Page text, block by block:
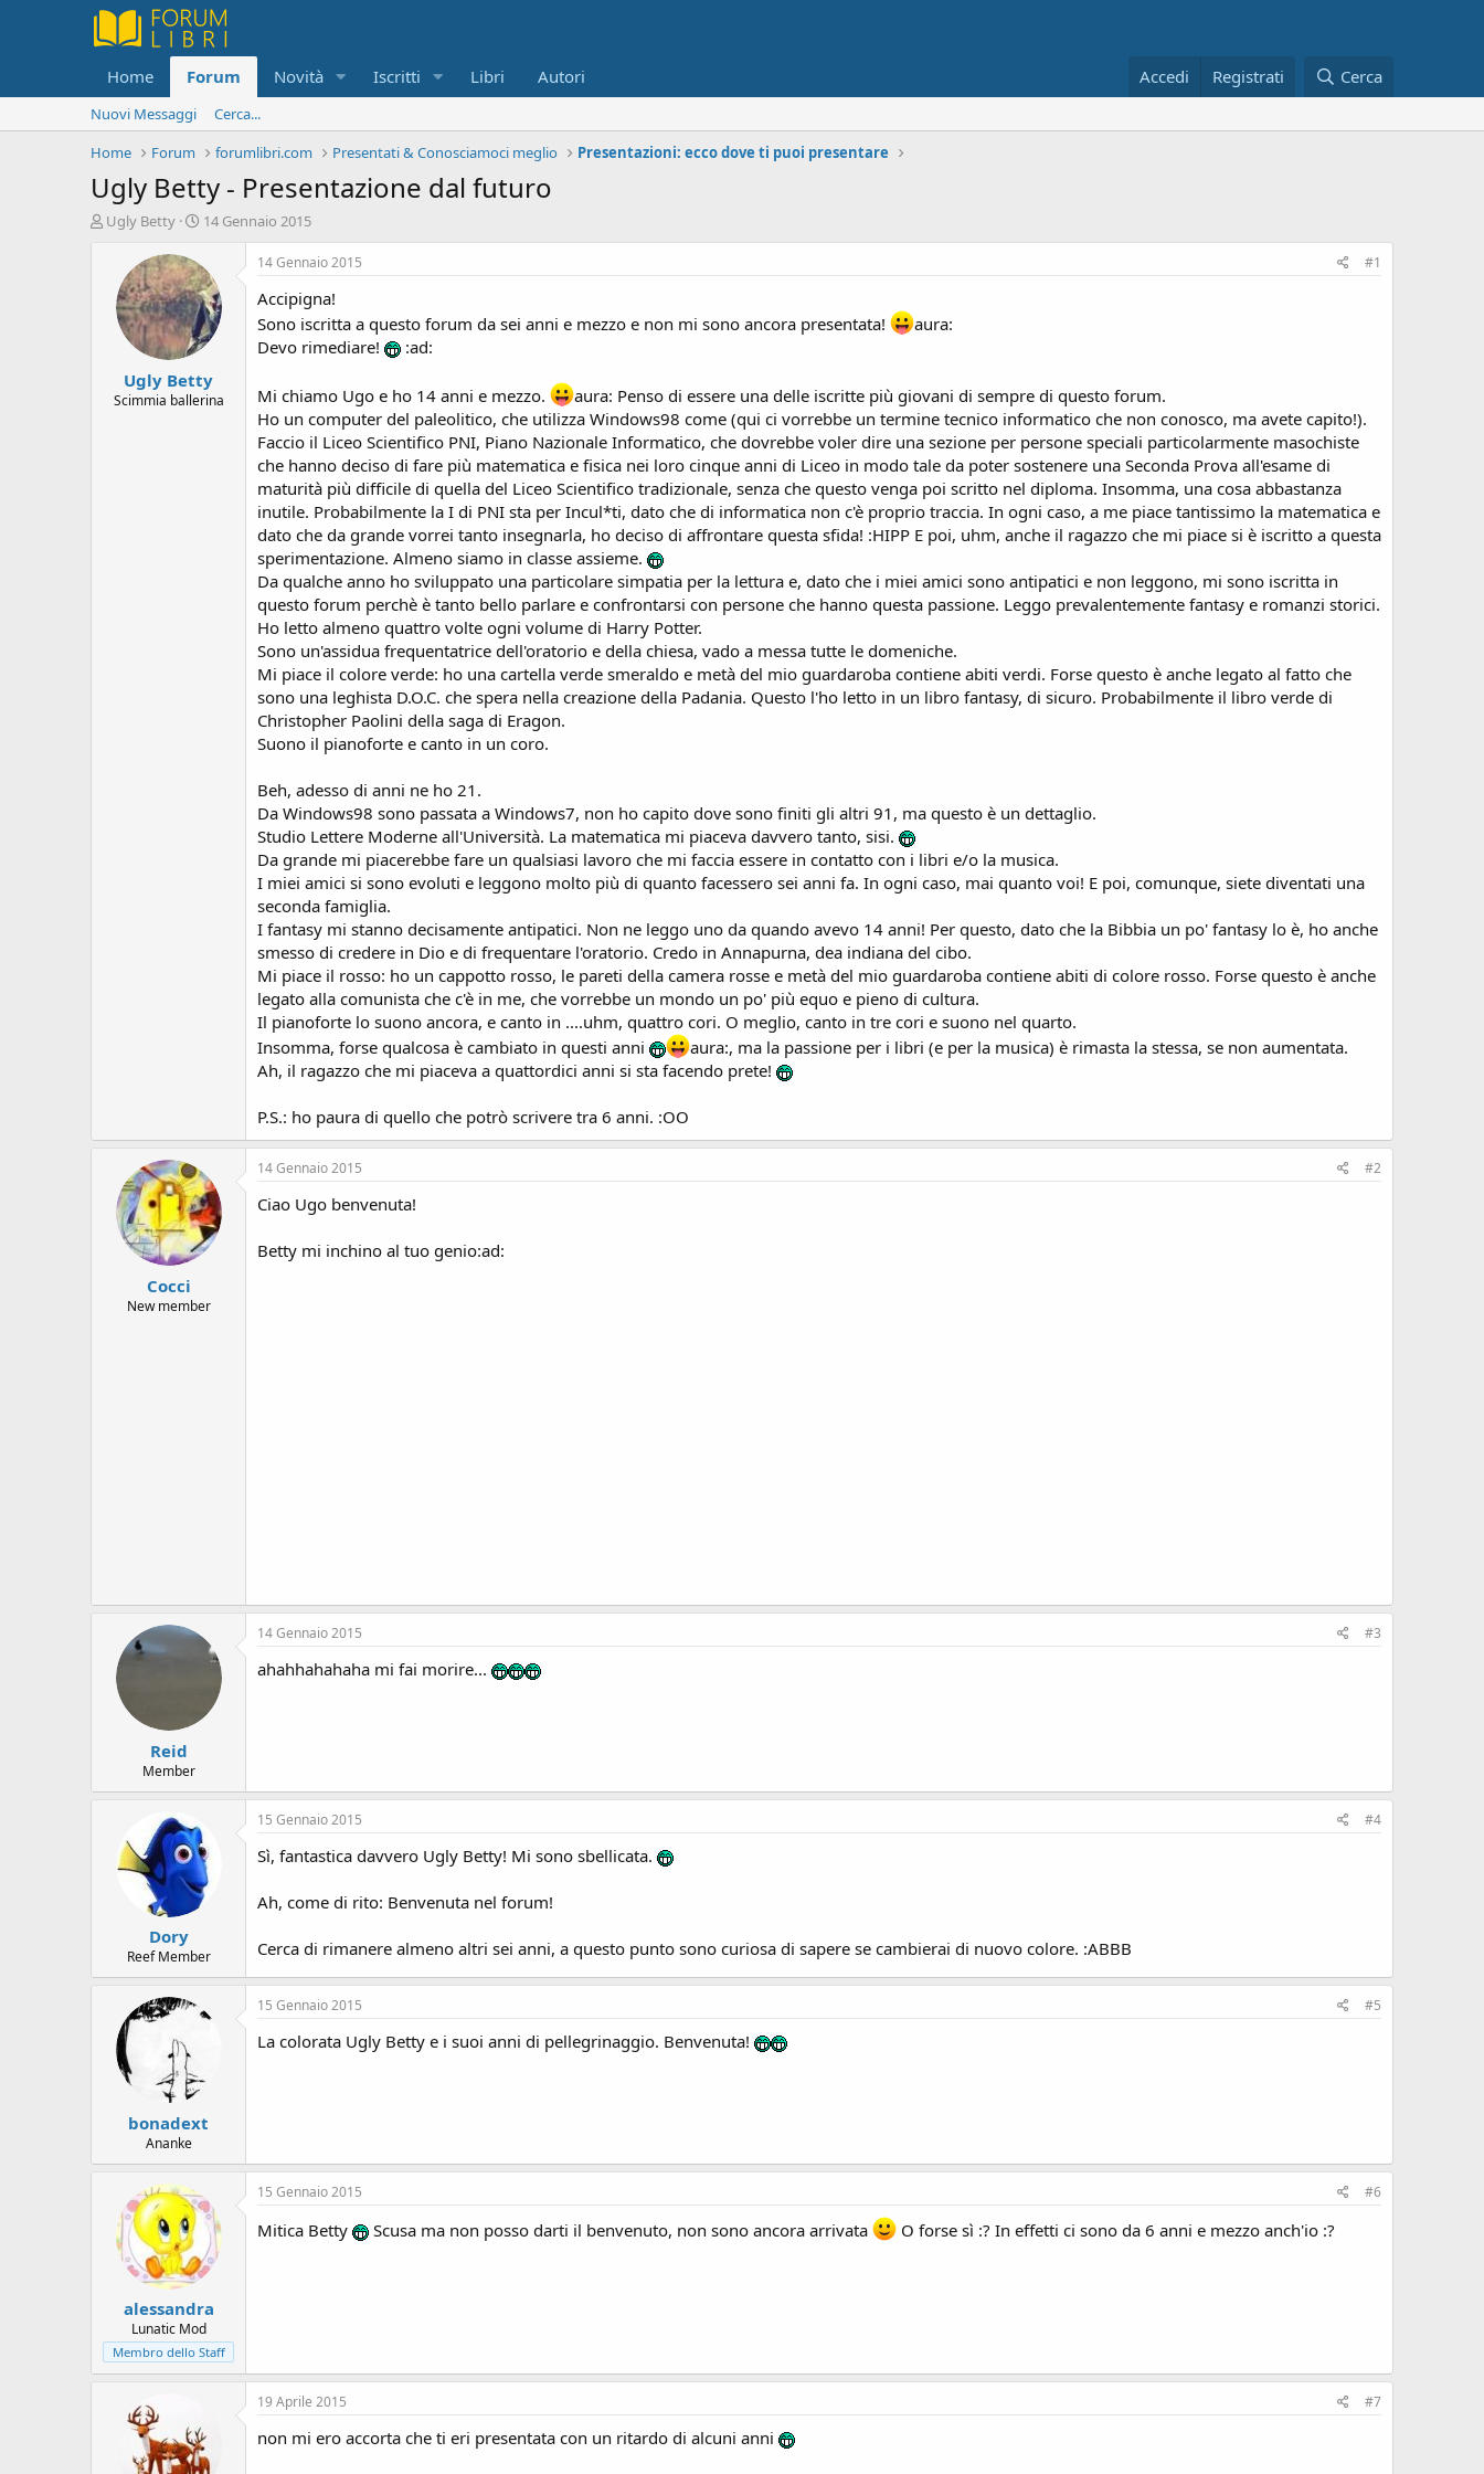
Home Forum Novità Iscritti Libri Autori Accedi Registrati Cerca
Nuovi Messaggi
Cerca...
Home
Forum forumlibri.com Presentati & Conosciamoci meglio Presentazioni: ecco dove ti puoi presentare
Ugly Betty - Presentazione dal futuro
C
Ugly Betty
D
a
d
i
i
i
z
14 Gennaio 2015
Ugly Betty
Scimmia ballerina
14 Gennaio 2015 #1
Accipigna!
Sono iscritta a questo forum da sei anni e mezzo e non mi sono ancora presentata!
aura:
Devo rimediare!
:ad:
Mi chiamo Ugo e ho 14 anni e mezzo.
aura: Penso di essere una delle iscritte più giovani di sempre di questo forum.
Ho un computer del paleolitico, che utilizza Windows98 come (qui ci vorrebbe un termine tecnico informatico che non conosco, ma avete capito!).
Faccio il Liceo Scientifico PNI, Piano Nazionale Informatico, che dovrebbe voler dire una sezione per persone speciali particolarmente masochiste
che hanno deciso di fare più matematica e fisica nei loro cinque anni di Liceo in modo tale da poter sostenere una Seconda Prova all'esame di
maturità più difficile di quella del Liceo Scientifico tradizionale, senza che questo venga poi scritto nel diploma. Insomma, una cosa abbastanza
inutile. Probabilmente la I di PNI sta per Incul*ti, dato che di informatica non c'è proprio traccia. In ogni caso, a me piace tantissimo la matematica e
dato che da grande vorrei tanto insegnarla, ho deciso di affrontare questa sfida! :HIPP E poi, uhm, anche il ragazzo che mi piace si è iscritto a questa
sperimentazione. Almeno siamo in classe assieme.
Da qualche anno ho sviluppato una particolare simpatia per la lettura e, dato che i miei amici sono antipatici e non leggono, mi sono iscritta in
questo forum perchè è tanto bello parlare e confrontarsi con persone che hanno questa passione. Leggo prevalentemente fantasy e romanzi storici.
Ho letto almeno quattro volte ogni volume di Harry Potter.
Sono un'assidua frequentatrice dell'oratorio e della chiesa, vado a messa tutte le domeniche.
Mi piace il colore verde: ho una cartella verde smeraldo e metà del mio guardaroba contiene abiti verdi. Forse questo è anche legato al fatto che
sono una leghista D.O.C. che spera nella creazione della Padania. Questo l'ho letto in un libro fantasy, di sicuro. Probabilmente il libro verde di
Christopher Paolini della saga di Eragon.
Suono il pianoforte e canto in un coro.
Beh, adesso di anni ne ho 21.
Da Windows98 sono passata a Windows7, non ho capito dove sono finiti gli altri 91, ma questo è un dettaglio.
Studio Lettere Moderne all'Università. La matematica mi piaceva davvero tanto, sisi.
Da grande mi piacerebbe fare un qualsiasi lavoro che mi faccia essere in contatto con i libri e/o la musica.
I miei amici si sono evoluti e leggono molto più di quanto facessero sei anni fa. In ogni caso, mai quanto voi! E poi, comunque, siete diventati una
seconda famiglia.
I fantasy mi stanno decisamente antipatici. Non ne leggo uno da quando avevo 14 anni! Per questo, dato che la Bibbia un po' fantasy lo è, ho anche
smesso di credere in Dio e di frequentare l'oratorio. Credo in Annapurna, dea indiana del cibo.
Mi piace il rosso: ho un cappotto rosso, le pareti della camera rosse e metà del mio guardaroba contiene abiti di colore rosso. Forse questo è anche
legato alla comunista che c'è in me, che vorrebbe un mondo un po' più equo e pieno di cultura.
Il pianoforte lo suono ancora, e canto in ....uhm, quattro cori. O meglio, canto in tre cori e suono nel quarto.
Insomma, forse qualcosa è cambiato in questi anni
aura:, ma la passione per i libri (e per la musica) è rimasta la stessa, se non aumentata.
Ah, il ragazzo che mi piaceva a quattordici anni si sta facendo prete!
P.S.: ho paura di quello che potrò scrivere tra 6 anni. :OO
Cocci
New member
14 Gennaio 2015 #2
Ciao Ugo benvenuta!
Betty mi inchino al tuo genio:ad:
Reid
Member
14 Gennaio 2015 #3
ahahhahahaha mi fai morire...
Dory
Reef Member
15 Gennaio 2015 #4
Sì, fantastica davvero Ugly Betty! Mi sono sbellicata.
Ah, come di rito: Benvenuta nel forum!
Cerca di rimanere almeno altri sei anni, a questo punto sono curiosa di sapere se cambierai di nuovo colore. :ABBB
bonadext
Ananke
15 Gennaio 2015 #5
La colorata Ugly Betty e i suoi anni di pellegrinaggio. Benvenuta!
alessandra
Lunatic Mod
Membro dello Staff
15 Gennaio 2015 #6
Mitica Betty Scusa ma non posso darti il benvenuto, non sono ancora arrivata O forse sì :? In effetti ci sono da 6 anni e mezzo anch'io :?
19 Aprile 2015 #7
non mi ero accorta che ti eri presentata con un ritardo di alcuni anni